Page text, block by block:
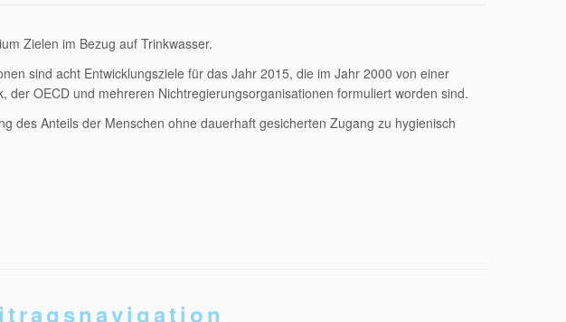
Zielen im Bezug auf Trinkwasser.
sind acht Entwicklungsziele für das Jahr 2015, die im Jahr 2000 von einer
der OECD und mehreren Nichtregierungsorganisationen formuliert worden sind.
des Anteils der Menschen ohne dauerhaft gesicherten Zugang zu hygienisch